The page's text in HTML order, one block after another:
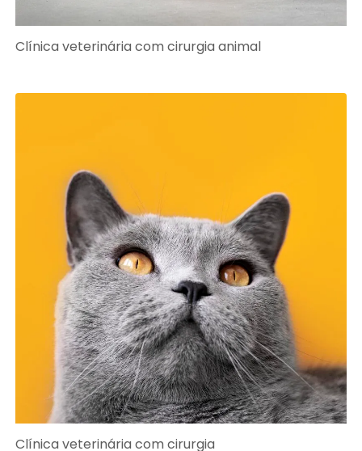
Clínica veterinária com cirurgia animal
Clínica veterinária com cirurgia